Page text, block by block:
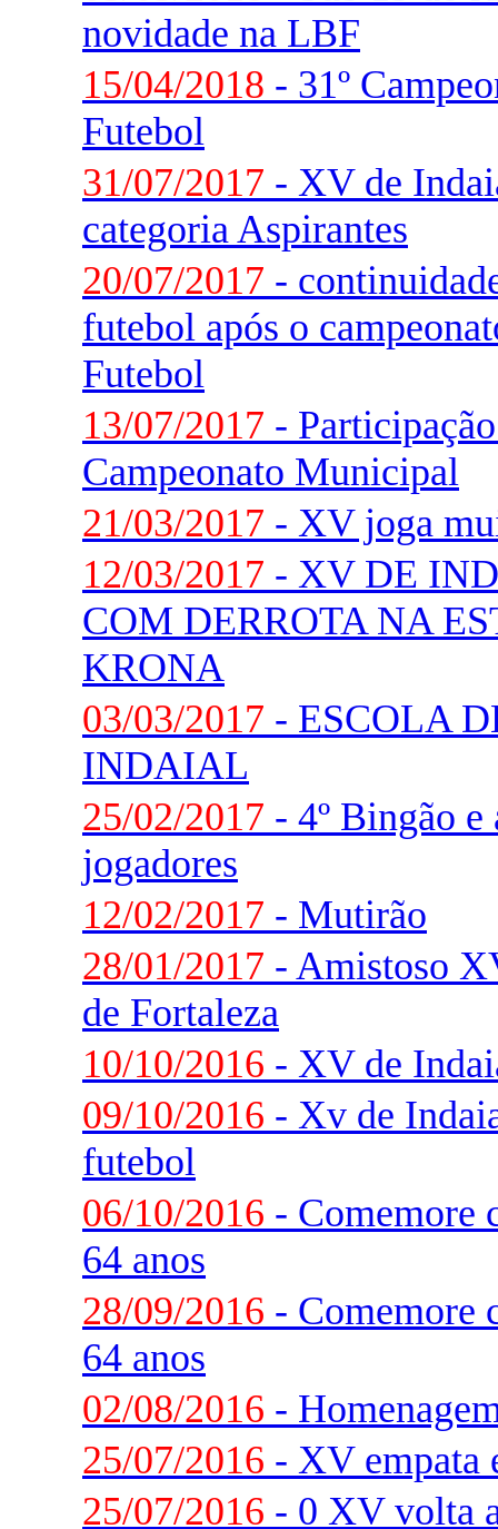
novidade na LBF
15/04/2018 - 31º
Futebol
31/07/2017 - XV de
categoria Aspirantes
20/07/2017 -
futebol após o
Futebol
13/07/2017 -
Campeonato Municipal
21/03/2017 - XV joga
12/03/2017 - XV DE
COM DERROTA NA
KRONA
03/03/2017 - ESCOLA
INDAIAL
25/02/2017 - 4º Bingão e
jogadores
12/02/2017 - Mutirão
28/01/2017 - Amistoso
de Fortaleza
10/10/2016 - XV de
09/10/2016 - Xv de
futebol
06/10/2016 - Comemore
64 anos
28/09/2016 - Comemore
64 anos
02/08/2016 -
25/07/2016 - XV empata
25/07/2016 - 0 XV volta